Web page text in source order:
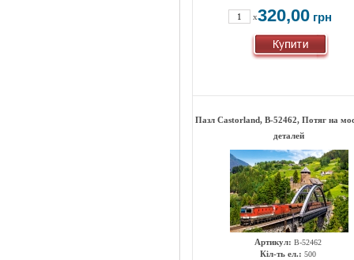
x320,00 грн
Пазл Castorland, B-52462, Потяг на
деталей
Артикул: B-52462
Кіл-ть ел.: 500